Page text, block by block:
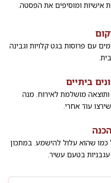
ומוסיפים את הפסטה.
עם פרוסות בגט קלויות וגבינה
ביתיים
ותוצאה מושלמת לאירוח. מנה
עוד אחרי.
כמו שהוא עלול להישמע. במתכון
בטעם עשיר.